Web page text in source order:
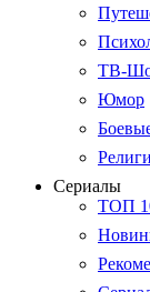
ТВ-
Юмор
Сериалы
ТОП